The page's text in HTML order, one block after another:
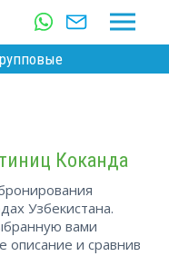
Коканда
Узбекистана.
вами
описание и сравнив